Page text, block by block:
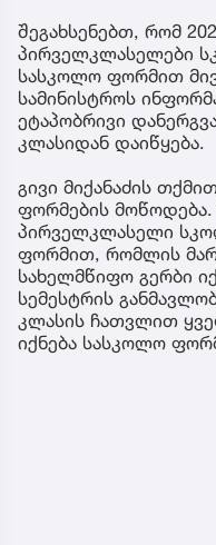
შეგახსენებთ, რომ
პირველკლასელები
სასკოლო ფორმით
სამინისტროს
ეტაპობრივი
კლასიდან დაიწყება.
გივი მიქანაძის
ფორმების მოწოდება.
პირველკლასელი
ფორმით, რომლის
სახელმწიფო გერბი
სემესტრის
კლასის ჩათვლით
იქნება სასკოლო